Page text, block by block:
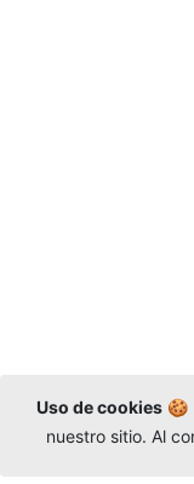
Uso de cookies 🍪
nuestro sitio. Al